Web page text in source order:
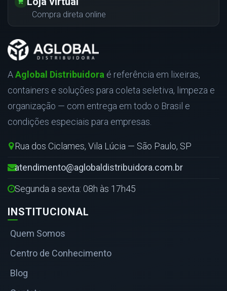
Compra direta online
AAglobal Distribuidora é referência em lixeiras,
containers e soluções para coleta seletiva, limpeza e
organização — com entrega em todo o Brasil e
condições especiais para empresas.
Rua dos Ciclames, Vila Lúcia — São Paulo, SP
atendimento@aglobaldistribuidora.com.br
Segunda a sexta: 08h às 17h45
INSTITUCIONAL
Quem Somos
Centro de Conhecimento
Blog